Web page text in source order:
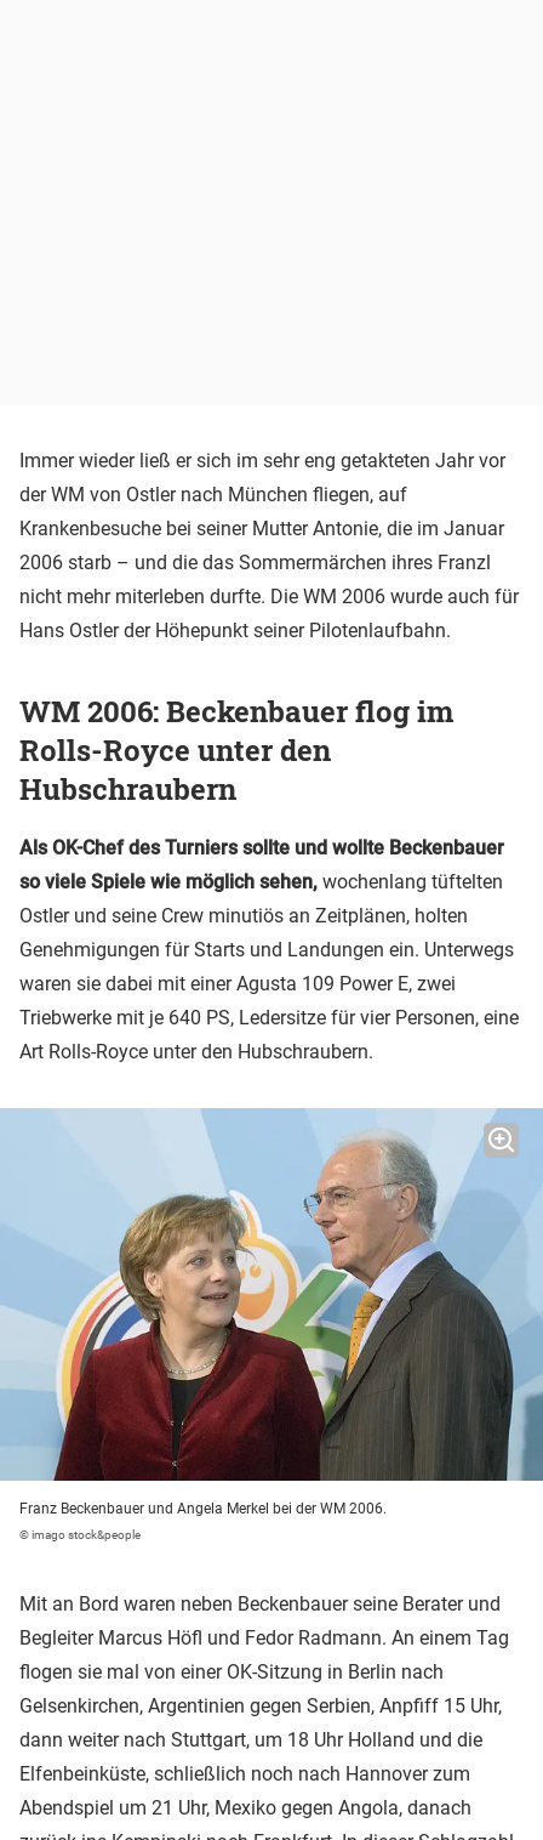
Immer wieder ließ er sich im sehr eng getakteten Jahr vor
der WM von Ostler nach München fliegen, auf
Krankenbesuche bei seiner Mutter Antonie, die im Januar
2006 starb – und die das Sommermärchen ihres Franzl
nicht mehr miterleben durfte. Die WM 2006 wurde auch für
Hans Ostler der Höhepunkt seiner Pilotenlaufbahn.
WM 2006: Beckenbauer flog im
Rolls-Royce unter den
Hubschraubern
Als OK-Chef des Turniers sollte und wollte Beckenbauer
so viele Spiele wie möglich sehen, wochenlang tüftelten
Ostler und seine Crew minutiös an Zeitplänen, holten
Genehmigungen für Starts und Landungen ein. Unterwegs
waren sie dabei mit einer Agusta 109 Power E, zwei
Triebwerke mit je 640 PS, Ledersitze für vier Personen, eine
Art Rolls-Royce unter den Hubschraubern.
Franz Beckenbauer und Angela Merkel bei der WM 2006.
© imago stock&people
Mit an Bord waren neben Beckenbauer seine Berater und
Begleiter Marcus Höfl und Fedor Radmann. An einem Tag
flogen sie mal von einer OK-Sitzung in Berlin nach
Gelsenkirchen, Argentinien gegen Serbien, Anpfiff 15 Uhr,
dann weiter nach Stuttgart, um 18 Uhr Holland und die
Elfenbeinküste, schließlich noch nach Hannover zum
Abendspiel um 21 Uhr, Mexiko gegen Angola, danach